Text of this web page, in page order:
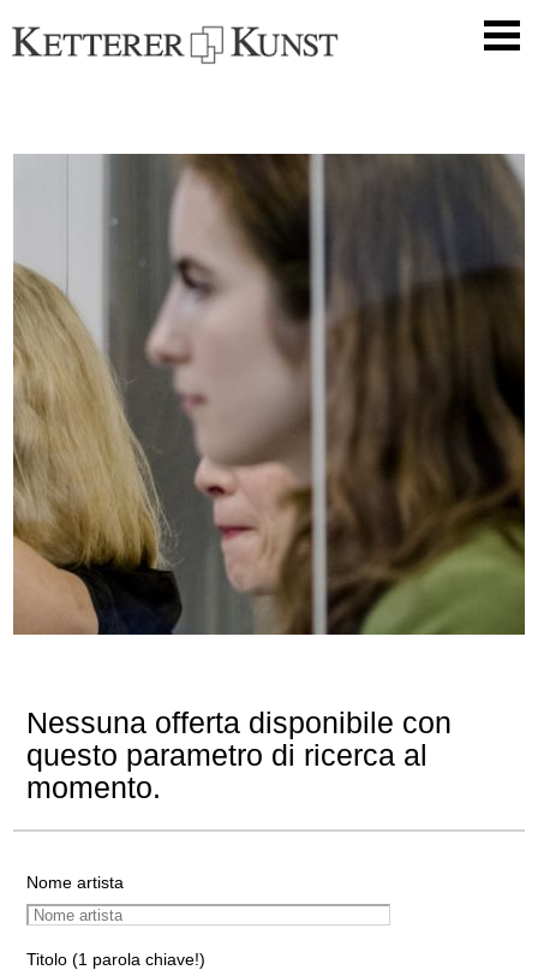
Nessuna offerta disponibile con
questo parametro di ricerca al
momento.
Nome artista
Titolo (1 parola chiave!)